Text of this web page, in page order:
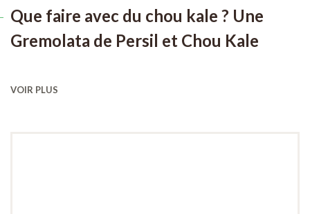
Que faire avec du chou kale ? Une
Gremolata de Persil et Chou Kale
VOIR PLUS